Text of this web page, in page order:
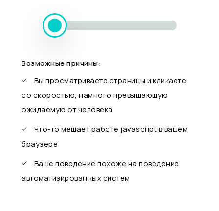
Возможные причины:
Вы просматриваете страницы и кликаете
со скоростью, намного превышающую
ожидаемую от человека
Что-то мешает работе javascript в вашем
браузере
Ваше поведение похоже на поведение
автоматизированных систем